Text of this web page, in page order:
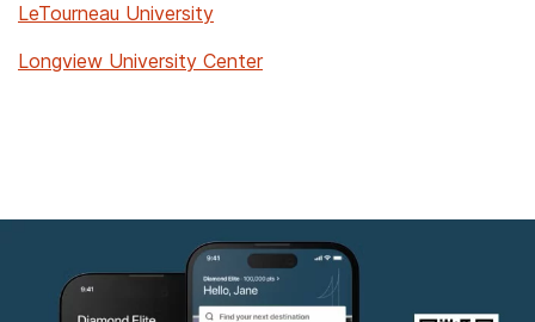
LeTourneau University
Longview University Center